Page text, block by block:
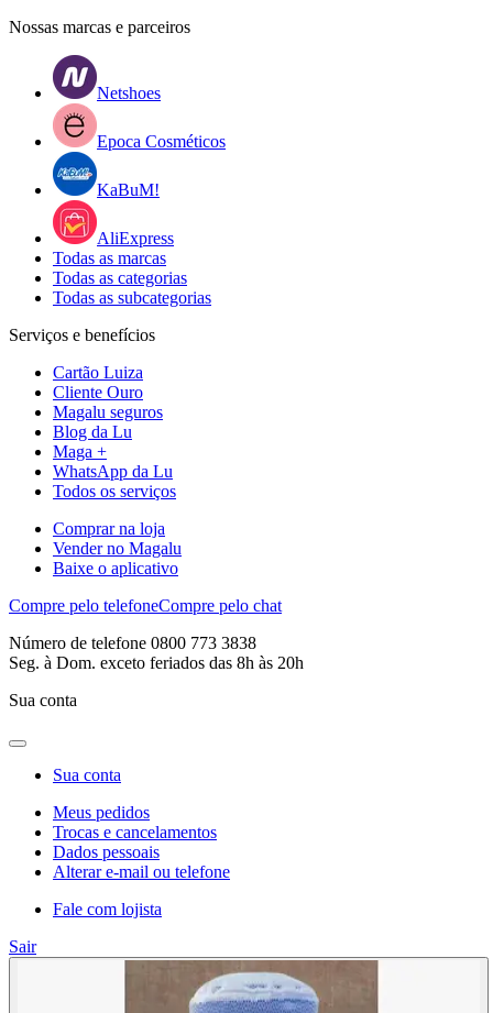
Nossas marcas e parceiros
Netshoes
Epoca Cosméticos
KaBuM!
AliExpress
Todas as marcas
Todas as categorias
Todas as subcategorias
Serviços e benefícios
Cartão Luiza
Cliente Ouro
Magalu seguros
Blog da Lu
Maga +
WhatsApp da Lu
Todos os serviços
Comprar na loja
Vender no Magalu
Baixe o aplicativo
Compre pelo telefoneCompre pelo chat
Número de telefone 0800 773 3838
Seg. à Dom. exceto feriados das 8h às 20h
Sua conta
Sua conta
Meus pedidos
Trocas e cancelamentos
Dados pessoais
Alterar e-mail ou telefone
Fale com lojista
Sair